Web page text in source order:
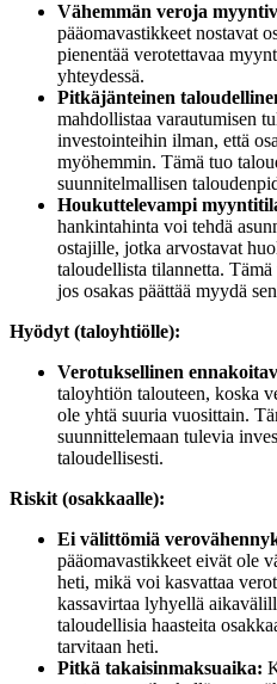
Vähemmän veroja
pääomavastikkeet nostavat
pienentää verotettavaa
yhteydessä.
Pitkäjänteinen
mahdollistaa varautumisen
investointeihin ilman, että
myöhemmin. Tämä tuo
suunnitelmallisen
Houkuttelevampi
hankintahinta voi tehdä
ostajille, jotka arvostavat
taloudellista tilannetta.
jos osakas päättää myydä
Hyödyt (taloyhtiölle):
Verotuksellinen
taloyhtiön talouteen, koska
ole yhtä suuria vuosittain.
suunnittelemaan tulevia
taloudellisesti.
Riskit (osakkaalle):
Ei välittömiä
pääomavastikkeet eivät ole
heti, mikä voi kasvattaa
kassavirtaa lyhyellä
taloudellisia haasteita
tarvitaan heti.
Pitkä takaisinmaksuaika: